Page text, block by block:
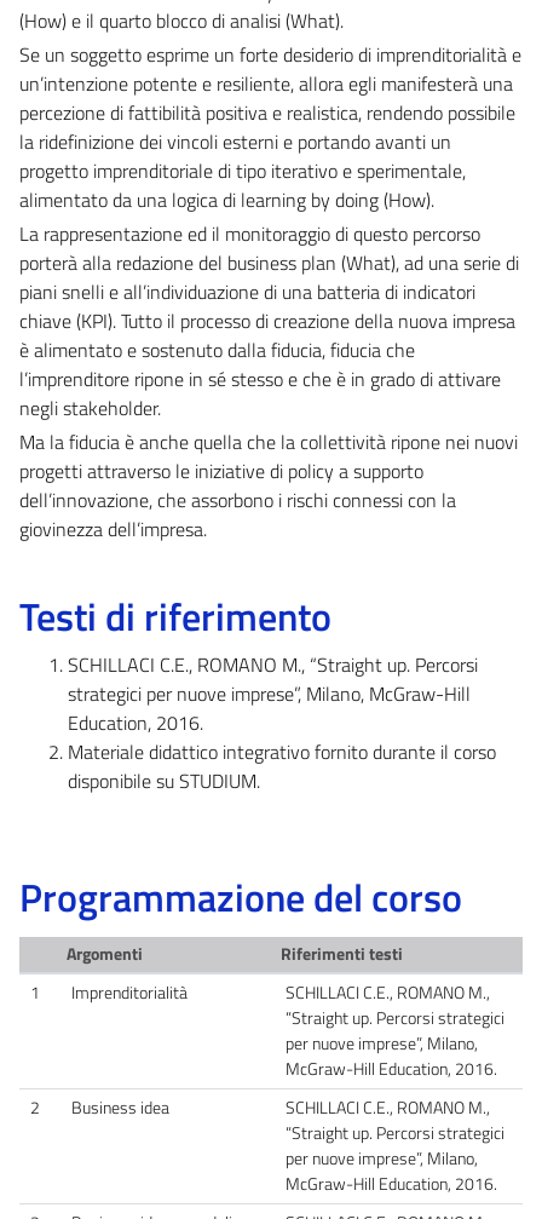
(How) e il quarto blocco di analisi (What).
Se un soggetto esprime un forte desiderio di imprenditorialità e
un’intenzione potente e resiliente, allora egli manifesterà una
percezione di fattibilità positiva e realistica, rendendo possibile
la ridefinizione dei vincoli esterni e portando avanti un
progetto imprenditoriale di tipo iterativo e sperimentale,
alimentato da una logica di learning by doing (How).
La rappresentazione ed il monitoraggio di questo percorso
porterà alla redazione del business plan (What), ad una serie di
piani snelli e all’individuazione di una batteria di indicatori
chiave (KPI). Tutto il processo di creazione della nuova impresa
è alimentato e sostenuto dalla fiducia, fiducia che
l’imprenditore ripone in sé stesso e che è in grado di attivare
negli stakeholder.
Ma la fiducia è anche quella che la collettività ripone nei nuovi
progetti attraverso le iniziative di policy a supporto
dell’innovazione, che assorbono i rischi connessi con la
giovinezza dell’impresa.
Testi di riferimento
SCHILLACI C.E., ROMANO M., “Straight up. Percorsi
strategici per nuove imprese”, Milano, McGraw-Hill
Education, 2016.
Materiale didattico integrativo fornito durante il corso
disponibile su STUDIUM.
Programmazione del corso
Argomenti
Riferimenti testi
1
Imprenditorialità
SCHILLACI C.E., ROMANO M.,
“Straight up. Percorsi strategici
per nuove imprese”, Milano,
McGraw-Hill Education, 2016.
2
Business idea
SCHILLACI C.E., ROMANO M.,
“Straight up. Percorsi strategici
per nuove imprese”, Milano,
McGraw-Hill Education, 2016.